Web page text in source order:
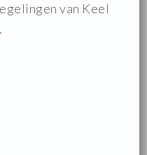
van Keel